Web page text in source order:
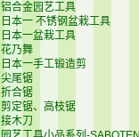
铝合金园艺工具
日本一 不锈钢盆栽工具
日本一盆栽工具
花乃舞
日本一手工锻造剪
尖尾锯
折合锯
剪定锯、高枝锯
接木刀